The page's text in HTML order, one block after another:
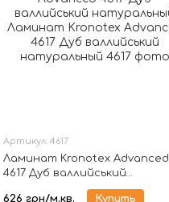
Артикул: 4617
Ламинат Kronotex Advanced
4617 Дуб валлийський
626 грн/м.кв.
Купить